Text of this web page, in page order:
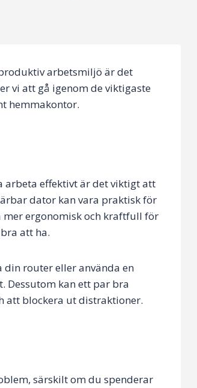
arbetsmiljö är det
vi att gå igenom de viktigaste
hemmakontor.
arbeta effektivt är det viktigt att
dator kan vara praktisk för
ergonomisk och kraftfull för
bra att ha.
din router eller använda en
Dessutom kan ett par bra
att blockera ut distraktioner.
särskilt om du spenderar